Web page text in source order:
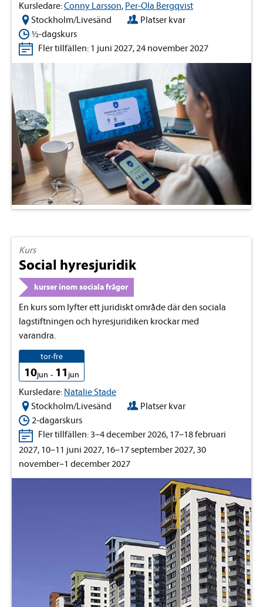
Kursledare:Conny Larsson, Per-Ola Bergqvist
Stockholm/Livesänd
Platser kvar
½-dagskurs
Fler tillfällen: 1 juni 2027, 24 november 2027
Kurs
Social hyresjuridik
kurser inom sociala frågor
En kurs som lyfter ett juridiskt område där den sociala
lagstiftningen och hyresjuridiken krockar med
varandra.
tor-fre
10jun - 11 jun
Kursledare: Natalie Stade
Stockholm/Livesänd
Platser kvar
2-dagarskurs
Fler tillfällen: 3–4 december 2026, 17–18 februari
2027, 10–11 juni 2027, 16–17 september 2027, 30
november–1 december 2027